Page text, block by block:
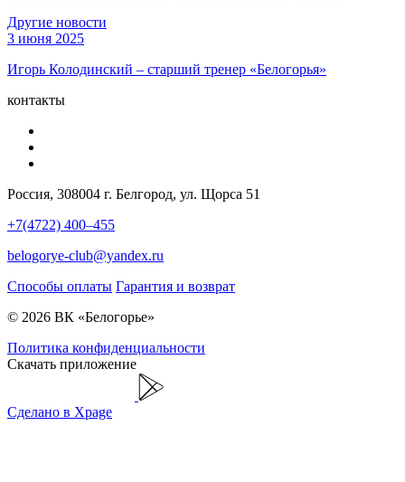
Другие новости
3 июня 2025
Игорь Колодинский – старший тренер «Белогорья»
контакты
Россия, 308004 г. Белгород, ул. Щорса 51
+7(4722) 400–455
belogorye-club@yandex.ru
Способы оплаты Гарантия и возврат
© 2026 ВК «Белогорье»
Политика конфиденциальности
Скачать приложение
Сделано в Xpage